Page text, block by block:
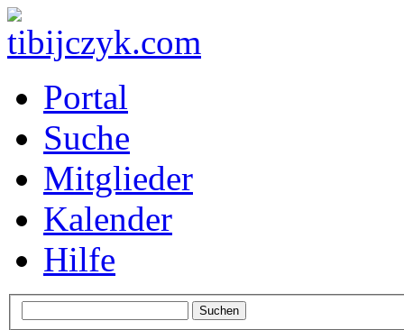
Portal
Suche
Mitglieder
Kalender
Hilfe